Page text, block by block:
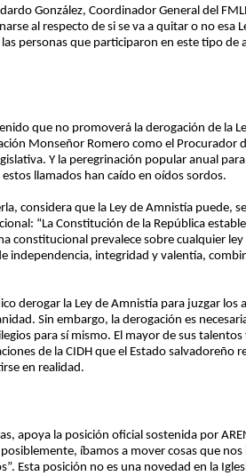
González, Coordinador General del
al respecto de si se va a quitar o no esa
personas que participaron en este tipo de
que no promoverá la derogación de la
Monseñor Romero como el Procurador
Y la peregrinación popular anual
llamados han caído en oídos sordos.
considera que la Ley de Amnistía puede,
“La Constitución de la República
constitucional prevalece sobre cualquier
independencia, integridad y valentía,
derogar la Ley de Amnistía para juzgar
Sin embargo, la derogación es
para sí mismo. El mayor de sus
de la CIDH que el Estado salvadoreño
en realidad.
apoya la posición oficial sostenida por
íbamos a mover cosas que
Esta posición no es una novedad en la